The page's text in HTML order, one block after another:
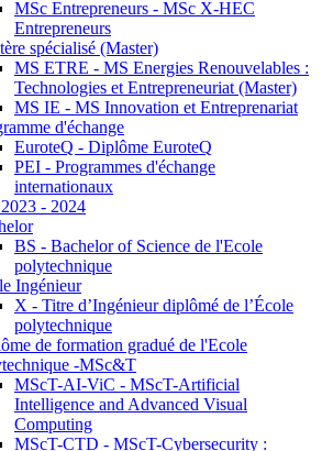
MSc Entrepreneurs - MSc X-HEC
Entrepreneurs
spécialisé (Master)
MS ETRE - MS Energies Renouvelables :
Technologies et Entrepreneuriat (Master)
MS IE - MS Innovation et Entreprenariat
d'échange
EuroteQ - Diplôme EuroteQ
PEI - Programmes d'échange
internationaux
- 2024
BS - Bachelor of Science de l'Ecole
polytechnique
Ingénieur
X - Titre d’Ingénieur diplômé de l’École
polytechnique
de formation gradué de l'Ecole
-MSc&T
MScT-AI-ViC - MScT-Artificial
Intelligence and Advanced Visual
Computing
MScT-CTD - MScT-Cybersecurity :